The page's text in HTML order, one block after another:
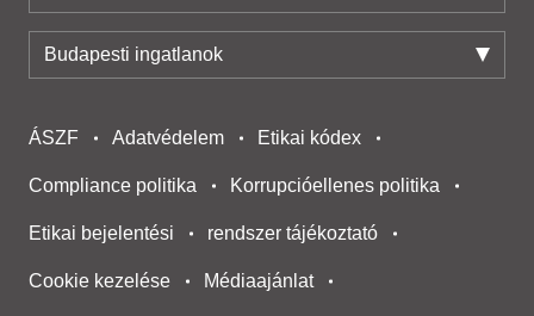
Budapesti ingatlanok
ÁSZF Adatvédelem Etikai kódex
Compliance politika Korrupcióellenes politika
Etikai bejelentési rendszer tájékoztató
Cookie kezelése Médiaajánlat